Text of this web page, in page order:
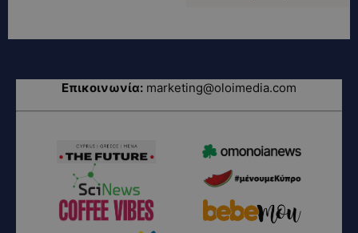
Επικοινωνία: marketing@oloimedia.com